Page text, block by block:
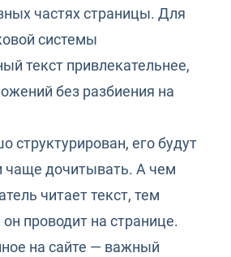
частях страницы. Для
системы
текст привлекательнее,
без разбиения на
структурирован, его будут
чаще дочитывать. А чем
читает текст, тем
проводит на странице.
на сайте — важный